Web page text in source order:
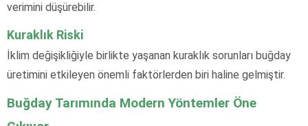
verimini düşürebilir.
Kuraklık Riski
İklim değişikliğiyle birlikte yaşanan kuraklık sorunları buğday
üretimini etkileyen önemli faktörlerden biri haline gelmiştir.
Buğday Tarımında Modern Yöntemler Öne